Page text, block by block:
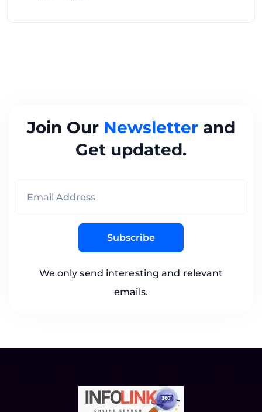
Join Our Newsletter and
Get updated.
Subscribe
We only send interesting and relevant
emails.